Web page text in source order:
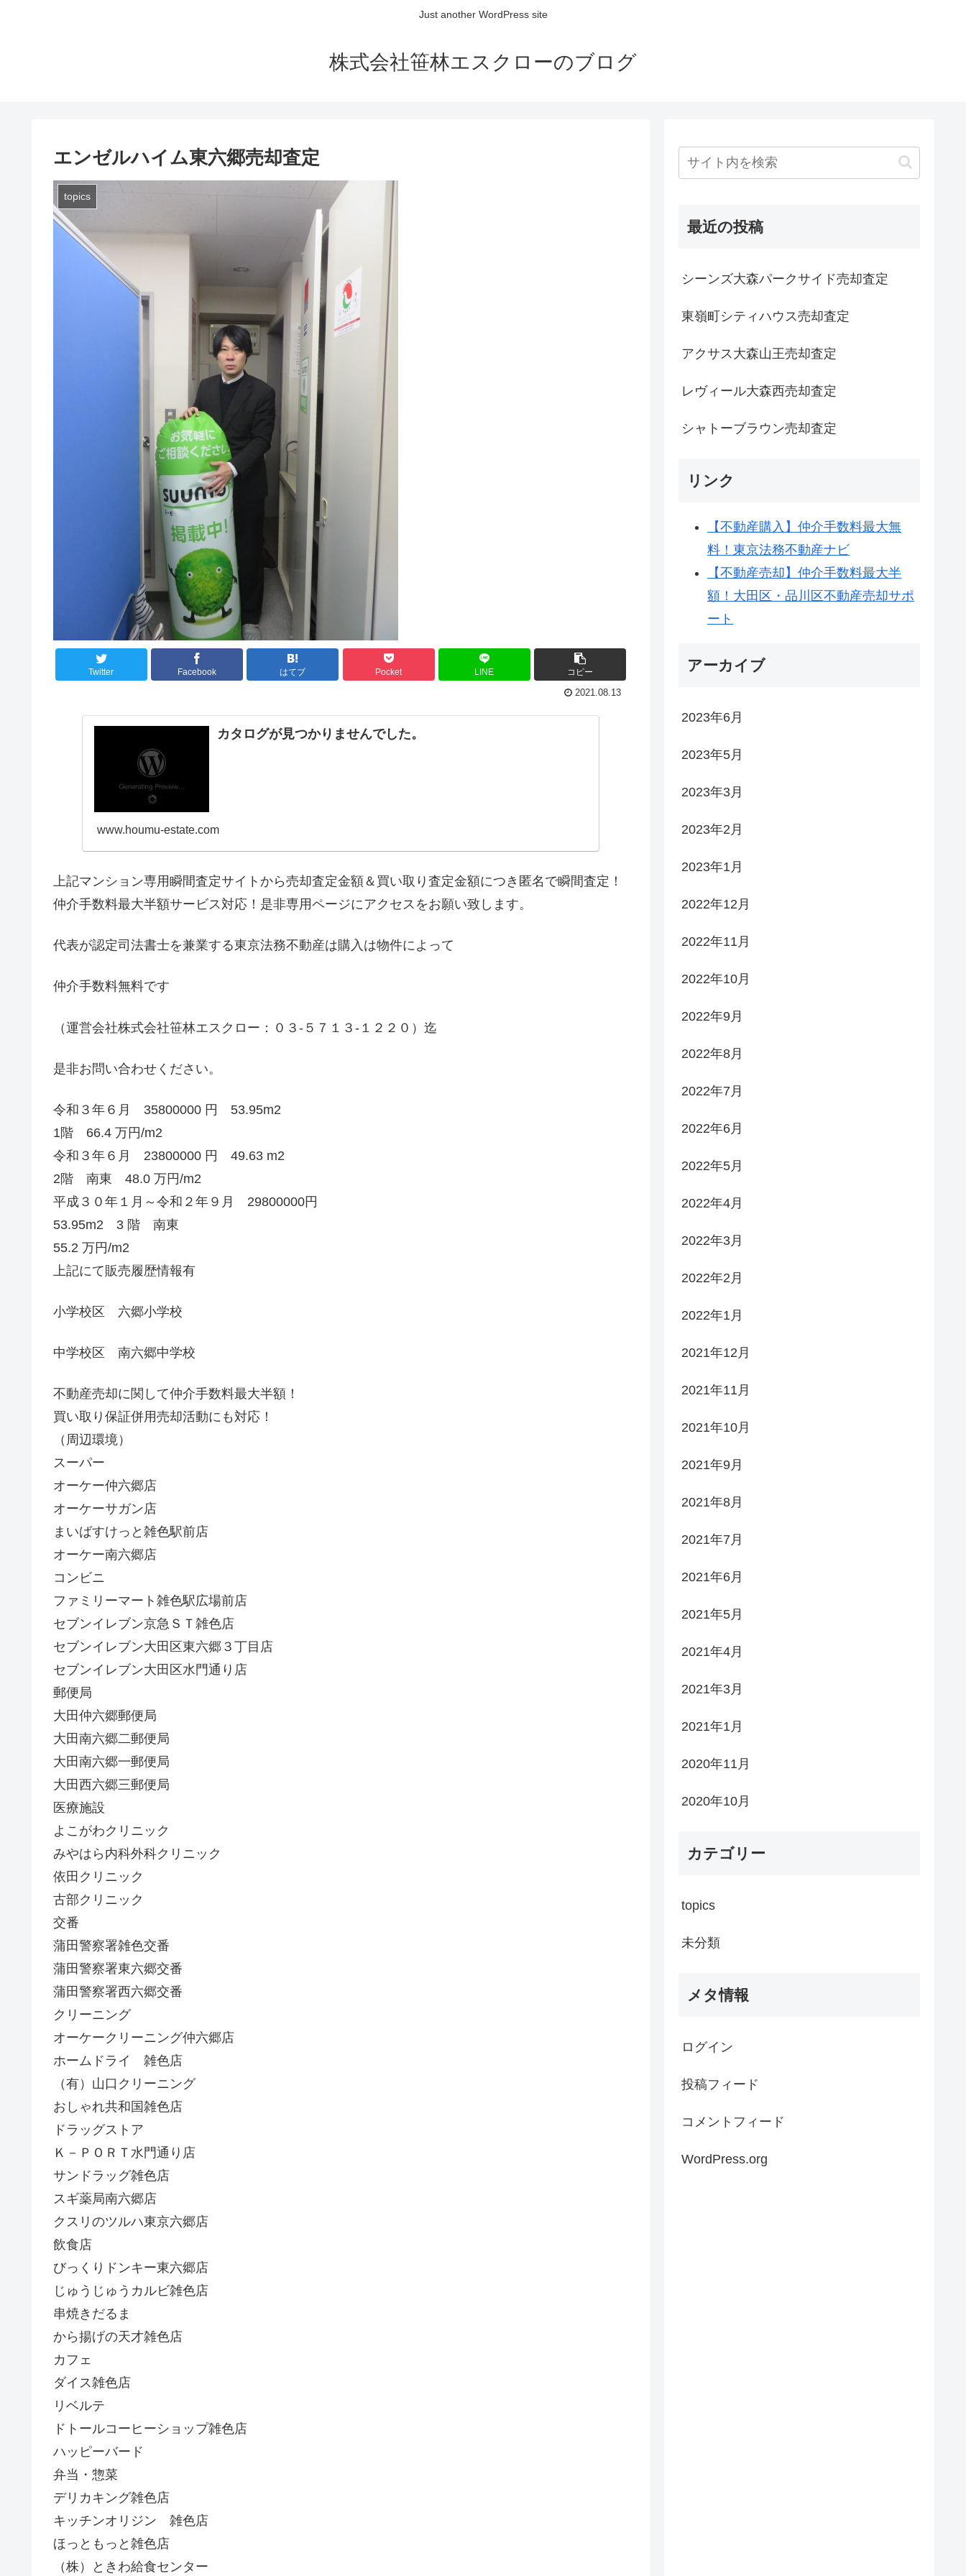
Just another WordPress site
株式会社笹林エスクローのブログ
エンゼルハイム東六郷売却査定
topics
Twitter Facebook はてブ Pocket LINE コピー
2021.08.13
カタログが見つかりませんでした。
www.houmu-estate.com
上記マンション専用瞬間査定サイトから売却査定金額＆買い取り査定金額につき匿名で瞬間査定！
仲介手数料最大半額サービス対応！是非専用ページにアクセスをお願い致します。
代表が認定司法書士を兼業する東京法務不動産は購入は物件によって
仲介手数料無料です
（運営会社株式会社笹林エスクロー：０３-５７１３-１２２０）迄
是非お問い合わせください。
令和３年６月 35800000 円 53.95m2
1階 66.4 万円/m2
令和３年６月 23800000 円 49.63 m2
2階 南東 48.0 万円/m2
平成３０年１月～令和２年９月 29800000円
53.95m2 3 階 南東
55.2 万円/m2
上記にて販売履歴情報有
小学校区 六郷小学校
中学校区 南六郷中学校
不動産売却に関して仲介手数料最大半額！
買い取り保証併用売却活動にも対応！
（周辺環境）
スーパー
オーケー仲六郷店
オーケーサガン店
まいばすけっと雑色駅前店
オーケー南六郷店
コンビニ
ファミリーマート雑色駅広場前店
セブンイレブン京急ＳＴ雑色店
セブンイレブン大田区東六郷３丁目店
セブンイレブン大田区水門通り店
郵便局
大田仲六郷郵便局
大田南六郷二郵便局
大田南六郷一郵便局
大田西六郷三郵便局
医療施設
よこがわクリニック
みやはら内科外科クリニック
依田クリニック
古部クリニック
交番
蒲田警察署雑色交番
蒲田警察署東六郷交番
蒲田警察署西六郷交番
クリーニング
オーケークリーニング仲六郷店
ホームドライ 雑色店
（有）山口クリーニング
おしゃれ共和国雑色店
ドラッグストア
Ｋ－ＰＯＲＴ水門通り店
サンドラッグ雑色店
スギ薬局南六郷店
クスリのツルハ東京六郷店
飲食店
びっくりドンキー東六郷店
じゅうじゅうカルビ雑色店
串焼きだるま
から揚げの天才雑色店
カフェ
ダイス雑色店
リベルテ
ドトールコーヒーショップ雑色店
ハッピーバード
弁当・惣菜
デリカキング雑色店
キッチンオリジン 雑色店
ほっともっと雑色店
（株）ときわ給食センター
最近の投稿
シーンズ大森パークサイド売却査定
東嶺町シティハウス売却査定
アクサス大森山王売却査定
レヴィール大森西売却査定
シャトーブラウン売却査定
リンク
【不動産購入】仲介手数料最大無
料！東京法務不動産ナビ
【不動産売却】仲介手数料最大半
額！大田区・品川区不動産売却サポ
ート
アーカイブ
2023年6月
2023年5月
2023年3月
2023年2月
2023年1月
2022年12月
2022年11月
2022年10月
2022年9月
2022年8月
2022年7月
2022年6月
2022年5月
2022年4月
2022年3月
2022年2月
2022年1月
2021年12月
2021年11月
2021年10月
2021年9月
2021年8月
2021年7月
2021年6月
2021年5月
2021年4月
2021年3月
2021年1月
2020年11月
2020年10月
カテゴリー
topics
未分類
メタ情報
ログイン
投稿フィード
コメントフィード
WordPress.org